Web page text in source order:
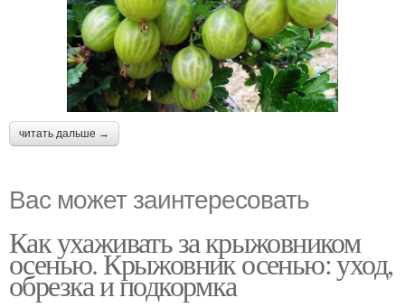
читать дальше →
Вас может заинтересовать
Как ухаживать за крыжовником
осенью. Крыжовник осенью: уход,
обрезка и подкормка